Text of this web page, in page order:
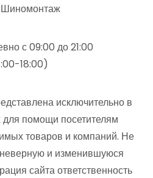
Шиномонтаж
с 09:00 до 21:00
18:00)
исключительно в
помощи посетителям
товаров и компаний. Не
и изменившуюся
сайта ответственность